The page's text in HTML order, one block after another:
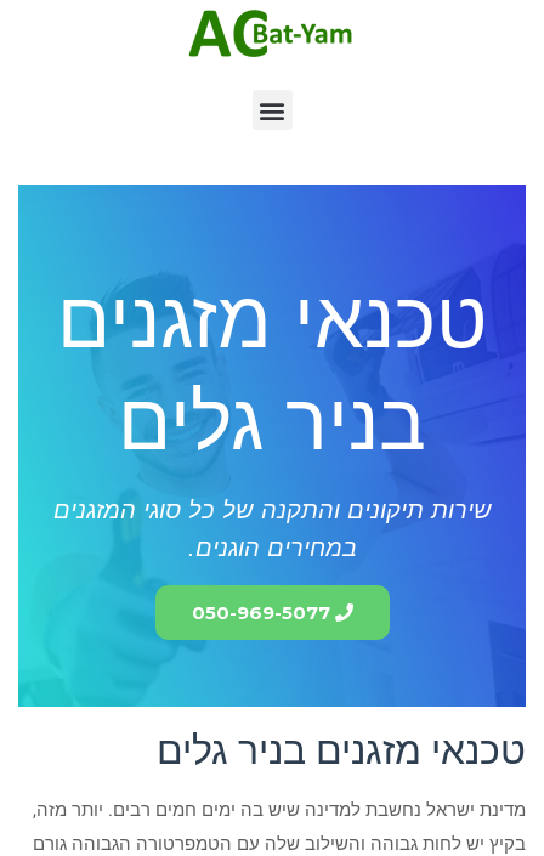
טכנאי מזגנים
בניר גלים
שירות תיקונים והתקנה של כל סוגי המזגנים
במחירים הוגנים.
050-969-5077
טכנאי מזגנים בניר גלים
מדינת ישראל נחשבת למדינה שיש בה ימים חמים רבים. יותר מזה,
בקיץ יש לחות גבוהה והשילוב שלה עם הטמפרטורה הגבוהה גורם